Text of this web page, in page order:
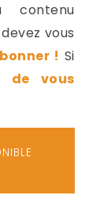
vous
! Si
de vous